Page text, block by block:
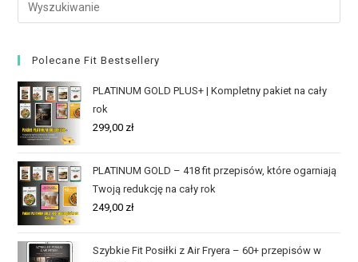
Polecane Fit Bestsellery
PLATINUM GOLD PLUS+ | Kompletny pakiet na cały
rok
299,00 zł
PLATINUM GOLD – 418 fit przepisów, które ogarniają
Twoją redukcję na cały rok
249,00 zł
Szybkie Fit Posiłki z Air Fryera – 60+ przepisów w